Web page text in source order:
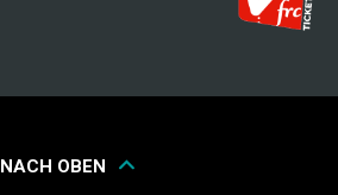
NACH OBEN